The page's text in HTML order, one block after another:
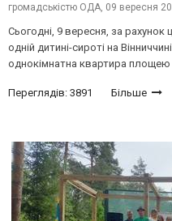
громадськістю ОДА, 09 вересня
Сьогодні, 9 вересня, за рахунок
одній дитині-сироті на
однокімнатна квартира площею
Переглядів: 3891 Більше